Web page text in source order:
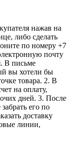
нажав на
либо сделать
по номеру +7
почту
В письме
вы хотели бы
товара. 2. В
на оплату,
дней. 3. После
его по
доставку
линии,